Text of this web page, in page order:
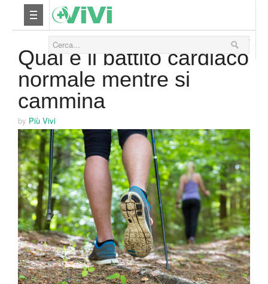
Yoga
Bellezza
Fitness
Relax
Viaggi & Vacanze
25 Settembre 2015
Qual è il battito cardiaco
normale mentre si
cammina
by Più Vivi